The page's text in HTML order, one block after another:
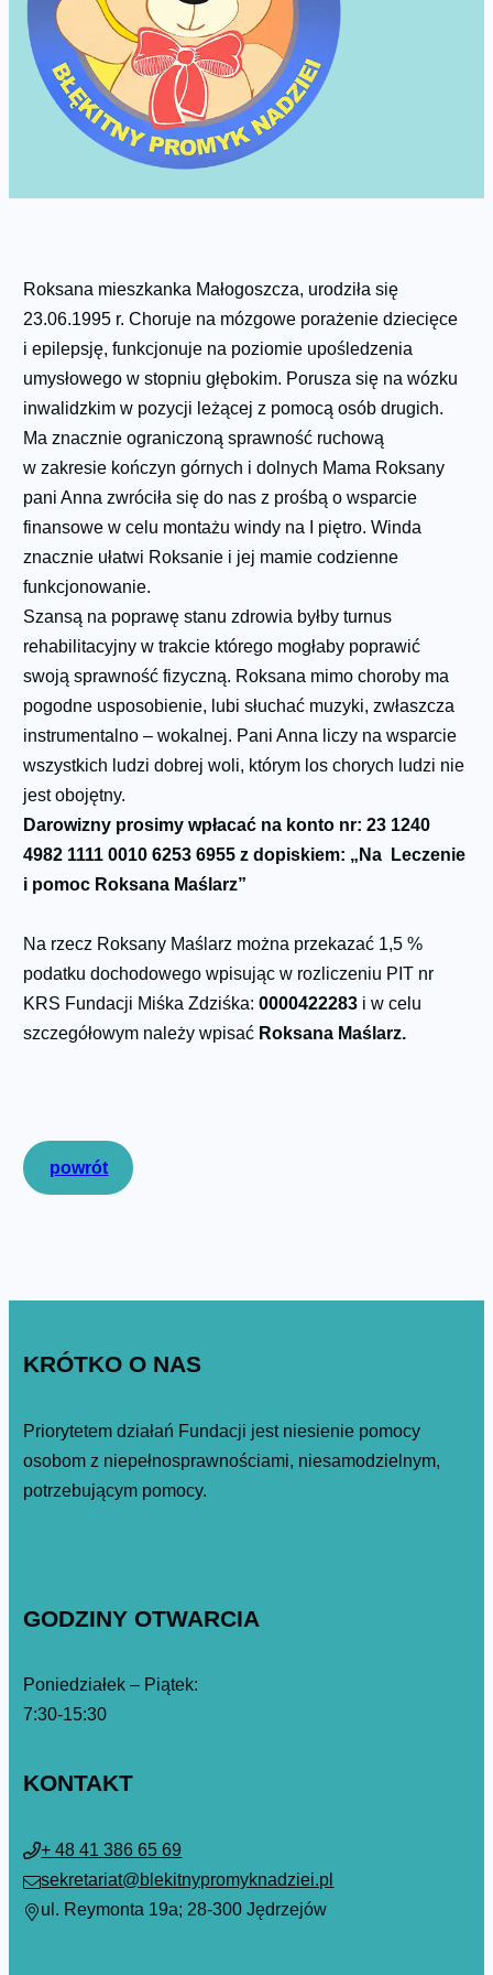
Roksana mieszkanka Małogoszcza, urodziła się
23.06.1995 r. Choruje na mózgowe porażenie dziecięce
i epilepsję, funkcjonuje na poziomie upośledzenia
umysłowego w stopniu głębokim. Porusza się na wózku
inwalidzkim w pozycji leżącej z pomocą osób drugich.
Ma znacznie ograniczoną sprawność ruchową
w zakresie kończyn górnych i dolnych Mama Roksany
pani Anna zwróciła się do nas z prośbą o wsparcie
finansowe w celu montażu windy na I piętro. Winda
znacznie ułatwi Roksanie i jej mamie codzienne
funkcjonowanie.
Szansą na poprawę stanu zdrowia byłby turnus
rehabilitacyjny w trakcie którego mogłaby poprawić
swoją sprawność fizyczną. Roksana mimo choroby ma
pogodne usposobienie, lubi słuchać muzyki, zwłaszcza
instrumentalno – wokalnej. Pani Anna liczy na wsparcie
wszystkich ludzi dobrej woli, którym los chorych ludzi nie
jest obojętny.
Darowizny prosimy wpłacać na konto nr: 23 1240
4982 1111 0010 6253 6955 z dopiskiem: „Na Leczenie
i pomoc Roksana Maślarz”
Na rzecz Roksany Maślarz można przekazać 1,5 %
podatku dochodowego wpisując w rozliczeniu PIT nr
KRS Fundacji Miśka Zdziśka:0000422283 i w celu
szczegółowym należy wpisać Roksana Maślarz.
powrót
KRÓTKO O NAS
Priorytetem działań Fundacji jest niesienie pomocy
osobom z niepełnosprawnościami, niesamodzielnym,
potrzebującym pomocy.
GODZINY OTWARCIA
Poniedziałek – Piątek:
7:30-15:30
KONTAKT
+ 48 41 386 65 69
sekretariat@blekitnypromyknadziei.pl
ul. Reymonta 19a; 28-300 Jędrzejów